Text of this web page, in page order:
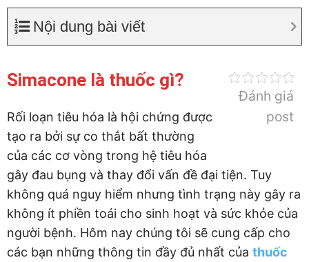
Nội dung bài viết
Đánh giá
post
Simacone là thuốc gì?
Rối loạn tiêu hóa là hội chứng được
tạo ra bởi sự co thắt bất thường
của các cơ vòng trong hệ tiêu hóa
gây đau bụng và thay đổi vấn đề đại tiện. Tuy
không quá nguy hiểm nhưng tình trạng này gây ra
không ít phiền toái cho sinh hoạt và sức khỏe của
người bệnh. Hôm nay chúng tôi sẽ cung cấp cho
các bạn những thông tin đầy đủ nhất của thuốc